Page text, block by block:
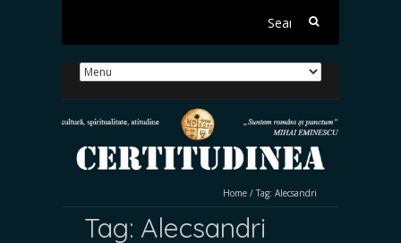
Search
Home / Tag: Alecsandri
Tag: Alecsandri